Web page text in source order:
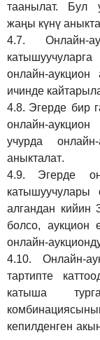
таанылат. Бул
жаңы күнү
4.7.
онлайн-
ичинде
4.8. Эгерде бир
онлайн-аукцион
учурда
аныкталат.
4.9.
Эгерде
катышуучулары
алгандан кийин
болсо, аукцион
онлайн-
4.10.
Онлайн-
тартипте
катыша
кепилденген